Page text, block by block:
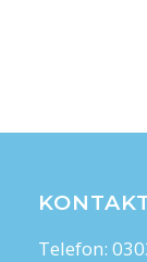
Telefon: